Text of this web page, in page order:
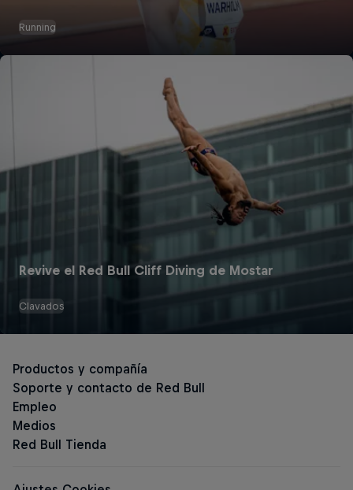
Running
Revive el Red Bull Cliff Diving de Mostar
Clavados